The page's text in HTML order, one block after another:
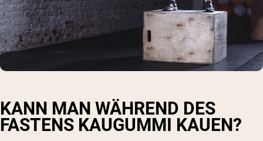
KANN MAN WÄHREND DES
FASTENS KAUGUMMI KAUEN?